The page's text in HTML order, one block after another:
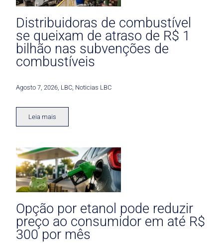
Distribuidoras de combustível
se queixam de atraso de R$ 1
bilhão nas subvenções de
combustíveis
Agosto 7, 2026 LBC Noticias LBC
Leia mais
Opção por etanol pode reduzir
preço ao consumidor em até R$
300 por mês